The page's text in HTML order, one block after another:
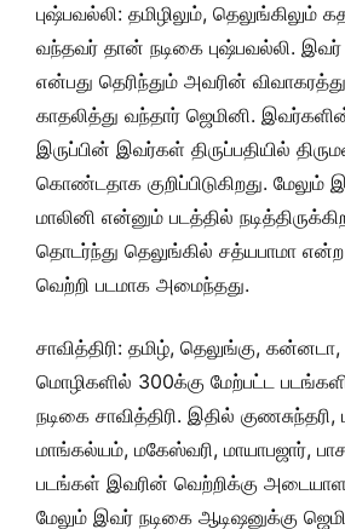
புஷ்பவல்லி: தமிழிலும், தெலுங்கிலும்
வந்தவர் தான் நடிகை புஷ்பவல்லி.
என்பது தெரிந்தும் அவரின்
காதலித்து வந்தார் ஜெமினி.
இருப்பின் இவர்கள் திருப்பதியில்
கொண்டதாக குறிப்பிடுகிறது. மேலும்
மாலினி என்னும் படத்தில்
தொடர்ந்து தெலுங்கில் சத்யபாமா
வெற்றி படமாக அமைந்தது.
சாவித்திரி: தமிழ், தெலுங்கு,
மொழிகளில் 300க்கு மேற்பட்ட
நடிகை சாவித்திரி. இதில்
மாங்கல்யம், மகேஸ்வரி, மாயாபஜார்,
படங்கள் இவரின் வெற்றிக்கு
மேலும் இவர் நடிகை ஆடிஷனுக்கு